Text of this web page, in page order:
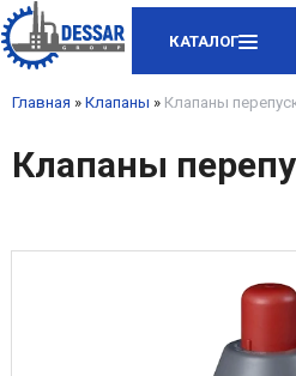
КАТАЛОГ
Главная » Клапаны » Клапаны
Клапаны